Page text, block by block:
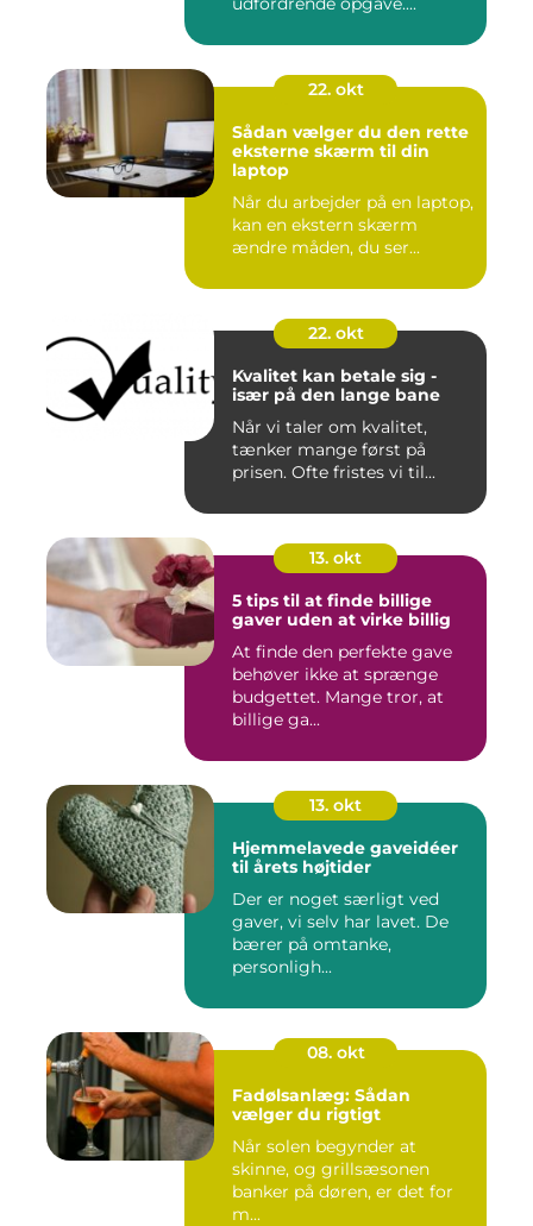
22. okt
Sådan vælger du den rette
eksterne skærm til din
laptop
Når du arbejder på en laptop,
kan en ekstern skærm
ændre måden, du ser...
22. okt
Kvalitet kan betale sig -
især på den lange bane
Når vi taler om kvalitet,
tænker mange først på
prisen. Ofte fristes vi til...
13. okt
5 tips til at finde billige
gaver uden at virke billig
At finde den perfekte gave
behøver ikke at sprænge
budgettet. Mange tror, at
billige ga...
13. okt
Hjemmelavede gaveidéer
til årets højtider
Der er noget særligt ved
gaver, vi selv har lavet. De
bærer på omtanke,
personligh...
08. okt
Fadølsanlæg: Sådan
vælger du rigtigt
Når solen begynder at
skinne, og grillsæsonen
banker på døren, er det for
m...